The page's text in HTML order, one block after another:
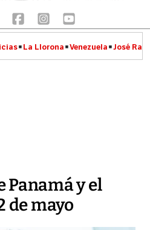
La Llorona Venezuela José
Panamá y el
de mayo